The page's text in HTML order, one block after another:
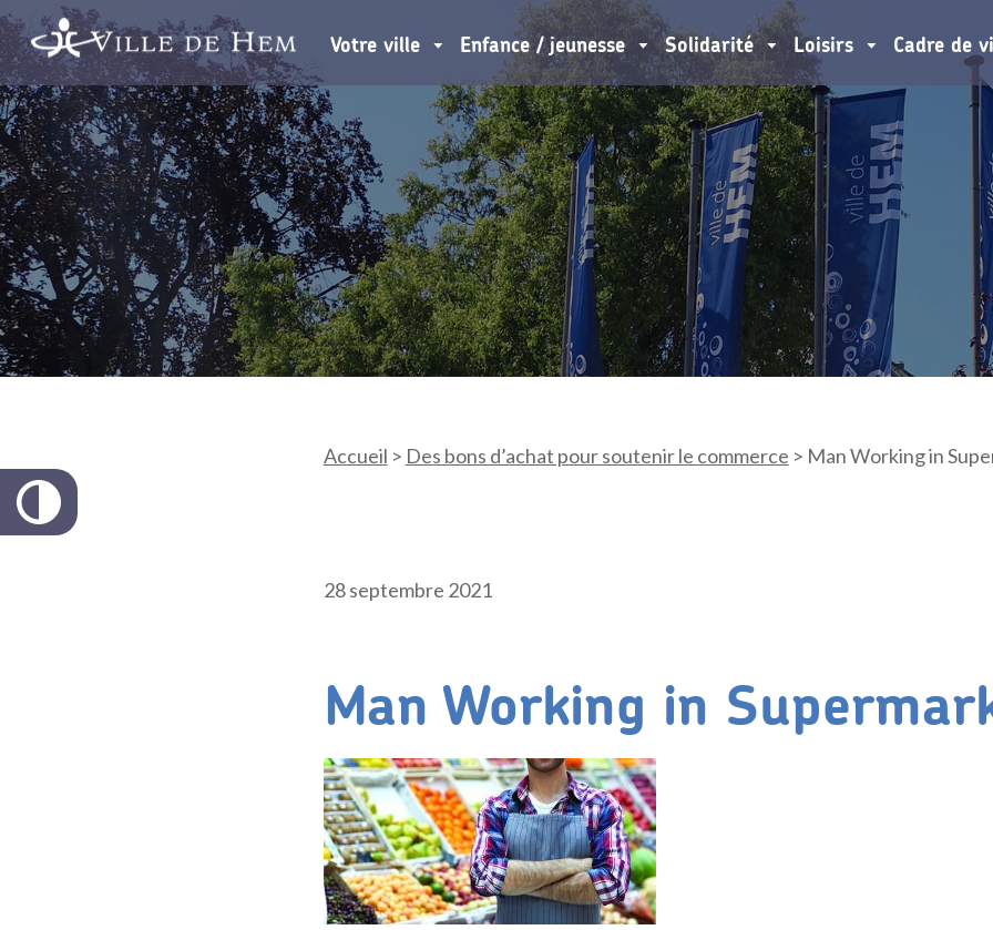
Votre ville Enfance / jeunesse Solidarité Loisirs Cadre de
Accueil > Des bons d’achat pour soutenir le commerce > Man Working in
28 septembre 2021
Man Working in